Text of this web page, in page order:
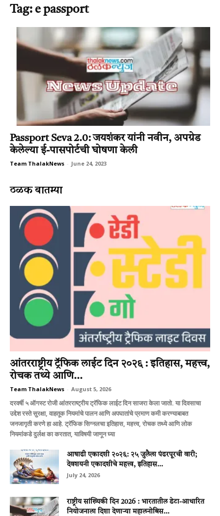
Tag: e passport
Passport Seva 2.0: जयशंकर यांनी नवीन, अपग्रेड
केलेल्या ई-पासपोर्टची घोषणा केली
Team ThalakNews - June 24, 2023
ठळक बातम्या
आंतरराष्ट्रीय ट्रॅफिक लाईट दिन २०२६ : इतिहास, महत्त्व,
रोचक तथ्ये आणि...
Team ThalakNews - August 5, 2026
दरवर्षी ५ ऑगस्ट रोजी आंतरराष्ट्रीय ट्रॅफिक लाईट दिन साजरा केला जातो. या दिवसाचा
उद्देश रस्ते सुरक्षा, वाहतूक नियमांचे पालन आणि अपघातांचे प्रमाण कमी करण्याबाबत
जनजागृती करणे हा आहे. ट्रॅफिक सिग्नलचा इतिहास, महत्त्व, रोचक तथ्ये आणि लोक
नियमांकडे दुर्लक्ष का करतात, याविषयी जाणून घ्या
आषाढी एकादशी २०२६: २५ जुलैला पंढरपूरची वारी;
देवशयनी एकादशीचे महत्त्व, इतिहास...
July 24, 2026
राष्ट्रीय सांख्यिकी दिन 2026 : भारतातील डेटा-आधारित
नियोजनाला दिशा देणाऱ्या महालनोबिस...